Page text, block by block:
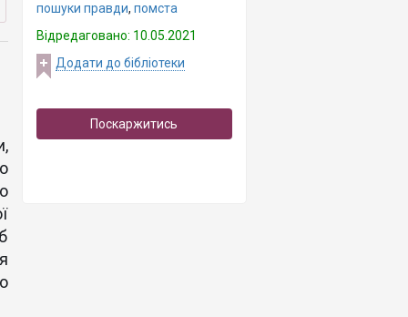
пошуки правди, помста
Відредаговано: 10.05.2021
Додати до бібліотеки
Поскаржитись